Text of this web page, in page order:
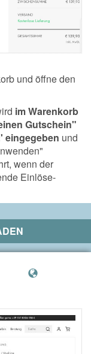
und öffne den
im Warenkorb
Gutschein"
eingegeben und
wenn der
Einlöse-